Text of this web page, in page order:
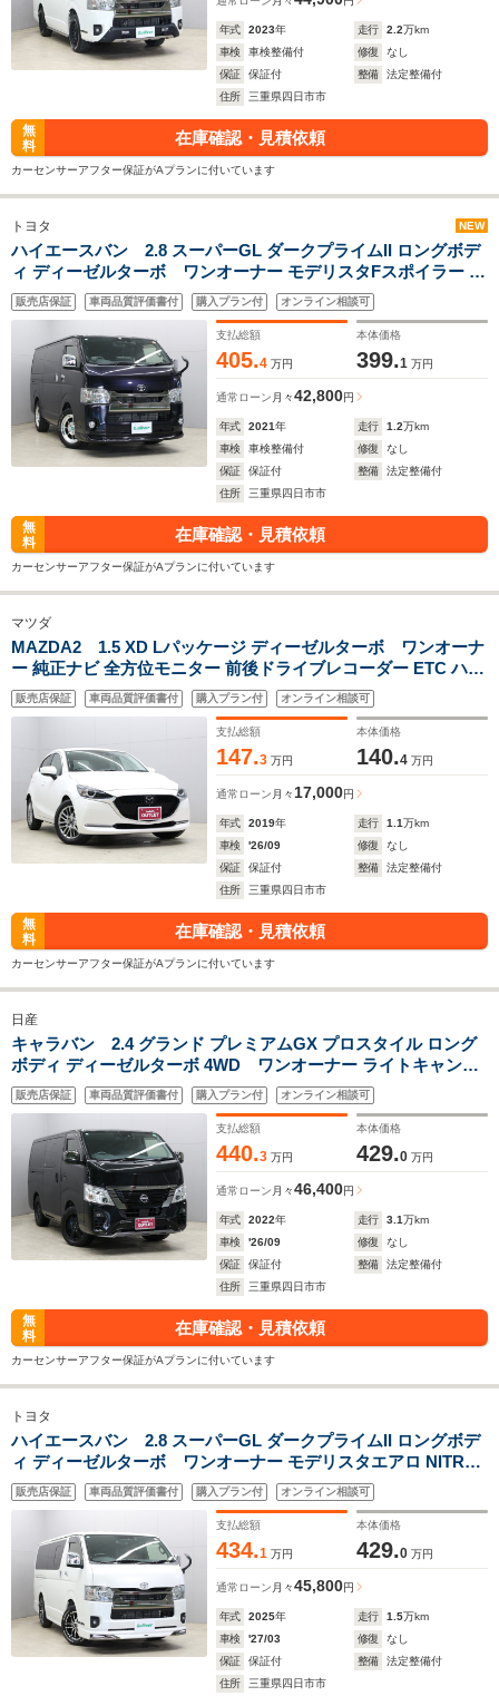
年式 2023年 走行 2.2万km
車検
車検整備付 修復
なし
保証
保証付 整備
法定整備付
住所
三重県四日市市
無
料
在庫確認・見積依頼
カーセンサーアフター保証がAプランに付いています
トヨタ NEW
ハイエースバン 2.8 スーパーGL ダークプライムII ロングボデ
ィ ディーゼルターボ ワンオーナー モデリスタFスポイラー ハ
ヤシレーシング17インチAW MUDSTAR RADIAL M/Tブロック
タイヤ アルパイン11型フローティングナビ・地デジTV・
DVD/CD・Bluetooth バックカメラ 純正デジタルインナーミラ
販売店保証 車両品質評価書付 購入プラン付 オンライン相談可
支払総額
405.4 万円
本体価格
399.1 万円
通常ローン 月々42,800円
年式 2021年 走行 1.2万km
車検
車検整備付 修復
なし
保証
保証付 整備
法定整備付
住所
三重県四日市市
無
料
在庫確認・見積依頼
カーセンサーアフター保証がAプランに付いています
マツダ
MAZDA2 1.5 XD Lパッケージ ディーゼルターボ ワンオーナ
ー 純正ナビ 全方位モニター 前後ドライブレコーダー ETC ハー
フレザーシート シートヒーター ステアリングヒーター ヘッド
アップディスプレイ パワーシート クリアランスソナー レーダ
販売店保証 車両品質評価書付 購入プラン付 オンライン相談可
支払総額
147.3 万円
本体価格
140.4 万円
通常ローン 月々 17,000円
年式 2019年 走行 1.1万km
車検
'26/09 修復
なし
保証
保証付 整備
法定整備付
住所
三重県四日市市
無
料
在庫確認・見積依頼
カーセンサーアフター保証がAプランに付いています
日産
キャラバン 2.4 グランド プレミアムGX プロスタイル ロング
ボディ ディーゼルターボ 4WD ワンオーナー ライトキャンパ
ープレミアム8 ベットキット サブバッテリー×2 シンク 給排水
タンク 2000Wインバーター 純正ナビ アラウンドビューモニタ
ー 純正ドラレコ 前席シートヒーター 片側パワースライドドア
販売店保証 車両品質評価書付 購入プラン付 オンライン相談可
支払総額
440.3 万円
本体価格
429.0 万円
通常ローン 月々46,400円
年式 2022年 走行 3.1万km
車検
'26/09 修復
なし
保証
保証付 整備
法定整備付
住所
三重県四日市市
無
料
在庫確認・見積依頼
カーセンサーアフター保証がAプランに付いています
トヨタ
ハイエースバン 2.8 スーパーGL ダークプライムII ロングボデ
ィ ディーゼルターボ ワンオーナー モデリスタエアロ NITRO
POWER17インチアルミホイール YOKOHAMA PARADA PA03
ホワイトレタータイヤ セーフティセンス 純正メモリナビ・地デ
ジTV・DVD/CD・Bluetooth バックカメラ 純正前後ドラレコ
販売店保証 車両品質評価書付 購入プラン付 オンライン相談可
支払総額
434.1 万円
本体価格
429.0 万円
通常ローン 月々45,800円
年式 2025年 走行 1.5万km
車検
'27/03 修復
なし
保証
保証付 整備
法定整備付
住所
三重県四日市市